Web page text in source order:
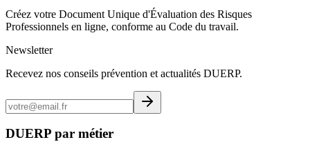
Créez votre Document Unique d'Évaluation des Risques
Professionnels en ligne, conforme au Code du travail.
Newsletter
Recevez nos conseils prévention et actualités DUERP.
DUERP par métier